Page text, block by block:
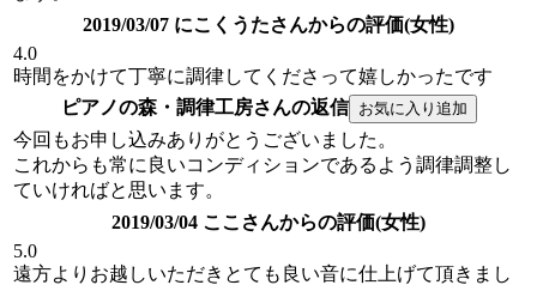
2019/03/07 にこくうたさんからの評価(女性)
4.0
時間をかけて丁寧に調律してくださって嬉しかったです
ピアノの森・調律工房さんの返信
今回もお申し込みありがとうございました。
これからも常に良いコンディションであるよう調律調整し
ていければと思います。
2019/03/04 ここさんからの評価(女性)
5.0
遠方よりお越しいただきとても良い音に仕上げて頂きまし